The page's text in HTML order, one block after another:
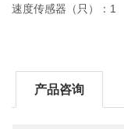
速度传感器（只）：1
产品咨询